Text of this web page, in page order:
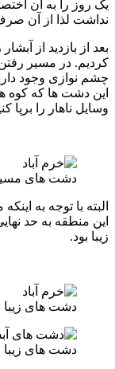
یک روز را به آن
نداشت لذا از آن
بعد از بازدید از
کردیم. در مسیر
چشم نوازی وجود
این دشت ها که کوه
وسایل ناهار را برپا
دشت های
البته با توجه به
این منطقه به حد
زیبا بود.
دشت های زیبا
دشت های زیبا